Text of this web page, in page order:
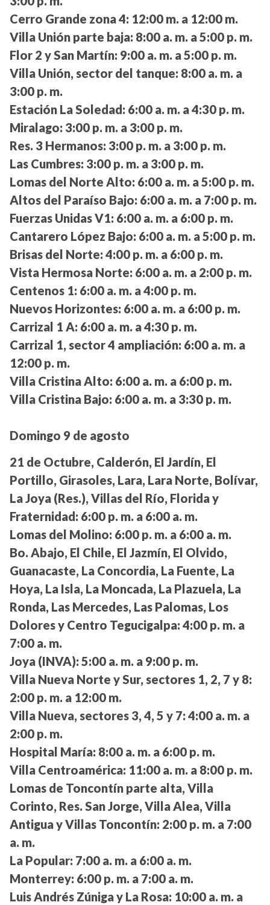
Cerro Grande zona 4: 12:00 m. a 12:00 m.
Villa Unión parte baja: 8:00 a. m. a 5:00 p. m.
Flor 2 y San Martín: 9:00 a. m. a 5:00 p. m.
Villa Unión, sector del tanque: 8:00 a. m. a
3:00 p. m.
Estación La Soledad: 6:00 a. m. a 4:30 p. m.
Miralago: 3:00 p. m. a 3:00 p. m.
Res. 3 Hermanos: 3:00 p. m. a 3:00 p. m.
Las Cumbres: 3:00 p. m. a 3:00 p. m.
Lomas del Norte Alto: 6:00 a. m. a 5:00 p. m.
Altos del Paraíso Bajo: 6:00 a. m. a 7:00 p. m.
Fuerzas Unidas V1: 6:00 a. m. a 6:00 p. m.
Cantarero López Bajo: 6:00 a. m. a 5:00 p. m.
Brisas del Norte: 4:00 p. m. a 6:00 p. m.
Vista Hermosa Norte: 6:00 a. m. a 2:00 p. m.
Centenos 1: 6:00 a. m. a 4:00 p. m.
Nuevos Horizontes: 6:00 a. m. a 6:00 p. m.
Carrizal 1 A: 6:00 a. m. a 4:30 p. m.
Carrizal 1, sector 4 ampliación: 6:00 a. m. a
12:00 p. m.
Villa Cristina Alto: 6:00 a. m. a 6:00 p. m.
Villa Cristina Bajo: 6:00 a. m. a 3:30 p. m.
Domingo 9 de agosto
21 de Octubre, Calderón, El Jardín, El
Portillo, Girasoles, Lara, Lara Norte, Bolívar,
La Joya (Res.), Villas del Río, Florida y
Fraternidad: 6:00 p. m. a 6:00 a. m.
Lomas del Molino: 6:00 p. m. a 6:00 a. m.
Bo. Abajo, El Chile, El Jazmín, El Olvido,
Guanacaste, La Concordia, La Fuente, La
Hoya, La Isla, La Moncada, La Plazuela, La
Ronda, Las Mercedes, Las Palomas, Los
Dolores y Centro Tegucigalpa: 4:00 p. m. a
7:00 a. m.
Joya (INVA): 5:00 a. m. a 9:00 p. m.
Villa Nueva Norte y Sur, sectores 1, 2, 7 y 8:
2:00 p. m. a 12:00 m.
Villa Nueva, sectores 3, 4, 5 y 7: 4:00 a. m. a
2:00 p. m.
Hospital María: 8:00 a. m. a 6:00 p. m.
Villa Centroamérica: 11:00 a. m. a 8:00 p. m.
Lomas de Toncontín parte alta, Villa
Corinto, Res. San Jorge, Villa Alea, Villa
Antigua y Villas Toncontín: 2:00 p. m. a 7:00
a. m.
La Popular: 7:00 a. m. a 6:00 a. m.
Monterrey: 6:00 p. m. a 7:00 a. m.
Luis Andrés Zúniga y La Rosa: 10:00 a. m. a